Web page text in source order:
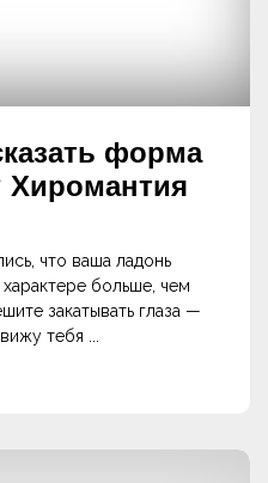
форма
Хиромантия
что ваша ладонь
больше, чем
закатывать глаза —
тебя ...